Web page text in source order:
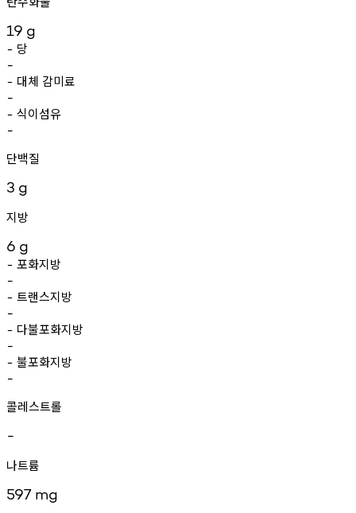
19 g
- 당
-
- 대체 감미료
-
- 식이섬유
-
단백질
3 g
지방
6 g
- 포화지방
-
- 트랜스지방
-
- 다불포화지방
-
- 불포화지방
-
콜레스트롤
-
나트륨
597 mg